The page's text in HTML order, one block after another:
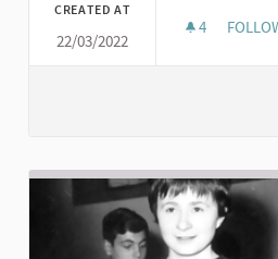
CREATED AT
22/03/2022
4 4